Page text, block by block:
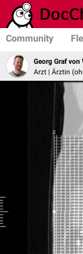
Community
Georg Graf von
Arzt | Ärztin